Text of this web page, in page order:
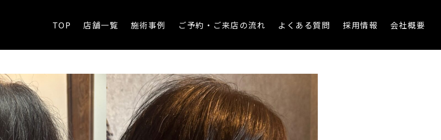
TOP 店舗一覧 施術事例 ご予約・ご来店の流れ よくある質問 採用情報 会社概要